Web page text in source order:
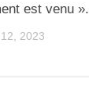
est venu ».
2023